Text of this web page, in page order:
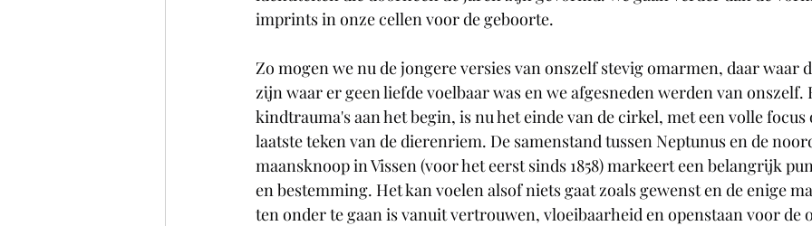
imprints in onze cellen voor de geboorte.
Zo mogen we nu de jongere versies van onszelf stevig omarmen, daar waar
zijn waar er geen liefde voelbaar was en we afgesneden werden van
kindtrauma's aan het begin, is nu het einde van de cirkel, met een volle focus
laatste teken van de dierenriem. De samenstand tussen Neptunus en de
maansknoop in Vissen (voor het eerst sinds 1858) markeert een belangrijk
en bestemming. Het kan voelen alsof niets gaat zoals gewenst en de enige
ten onder te gaan is vanuit vertrouwen, vloeibaarheid en openstaan voor de